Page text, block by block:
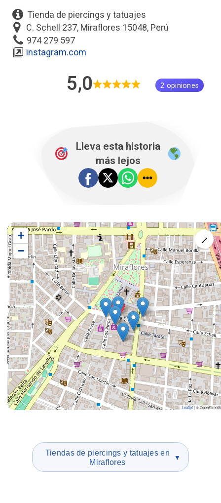
Tienda de piercings y tatuajes
C. Schell 237, Miraflores 15048, Perú
974 279 597
instagram.com
5,0 2 opiniones
Lleva esta historia
más lejos
⤢
+
−
Leaflet|©
Tiendas de piercings y tatuajes en
Miraflores
▼